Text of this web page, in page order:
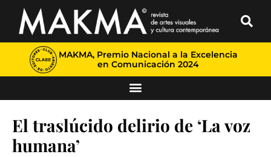
MAKMA, Premio Nacional a la Excelencia
en Comunicación 2024
El traslúcido delirio de ‘La voz
humana’